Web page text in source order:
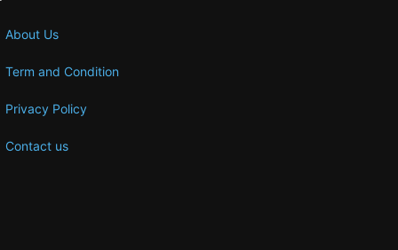
About Us
Term and Condition
Privacy Policy
Contact us